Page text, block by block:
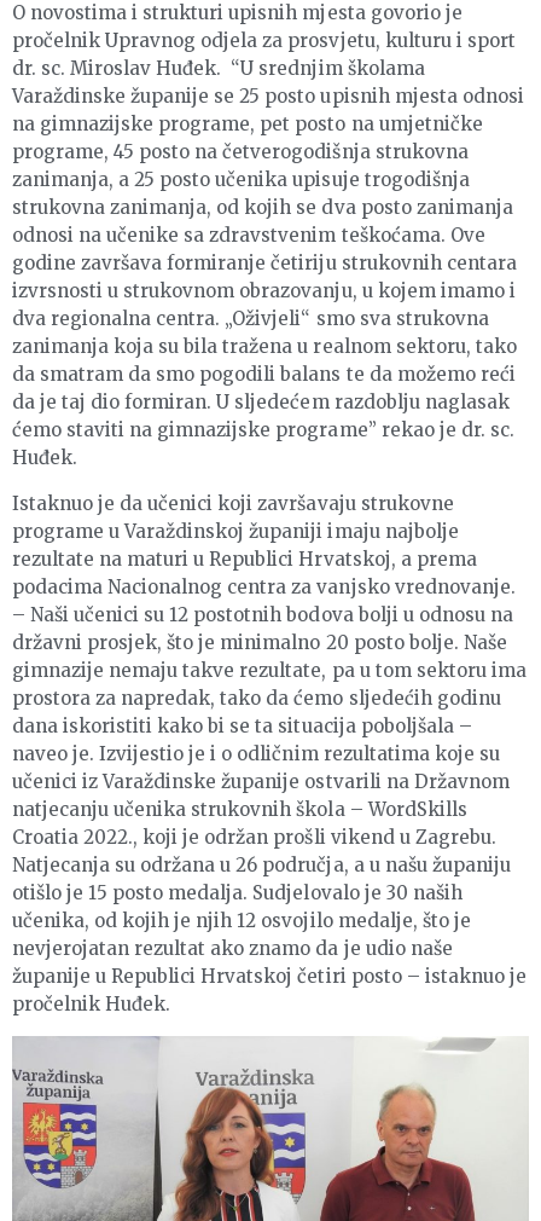
O novostima i strukturi upisnih mjesta govorio je
pročelnik Upravnog odjela za prosvjetu, kulturu i sport
dr. sc. Miroslav Huđek. “U srednjim školama
Varaždinske županije se 25 posto upisnih mjesta odnosi
na gimnazijske programe, pet posto na umjetničke
programe, 45 posto na četverogodišnja strukovna
zanimanja, a 25 posto učenika upisuje trogodišnja
strukovna zanimanja, od kojih se dva posto zanimanja
odnosi na učenike sa zdravstvenim teškoćama. Ove
godine završava formiranje četiriju strukovnih centara
izvrsnosti u strukovnom obrazovanju, u kojem imamo i
dva regionalna centra. „Oživjeli“ smo sva strukovna
zanimanja koja su bila tražena u realnom sektoru, tako
da smatram da smo pogodili balans te da možemo reći
da je taj dio formiran. U sljedećem razdoblju naglasak
ćemo staviti na gimnazijske programe” rekao je dr. sc.
Huđek.
Istaknuo je da učenici koji završavaju strukovne
programe u Varaždinskoj županiji imaju najbolje
rezultate na maturi u Republici Hrvatskoj, a prema
podacima Nacionalnog centra za vanjsko vrednovanje.
– Naši učenici su 12 postotnih bodova bolji u odnosu na
državni prosjek, što je minimalno 20 posto bolje. Naše
gimnazije nemaju takve rezultate, pa u tom sektoru ima
prostora za napredak, tako da ćemo sljedećih godinu
dana iskoristiti kako bi se ta situacija poboljšala –
naveo je. Izvijestio je i o odličnim rezultatima koje su
učenici iz Varaždinske županije ostvarili na Državnom
natjecanju učenika strukovnih škola – WordSkills
Croatia 2022., koji je održan prošli vikend u Zagrebu.
Natjecanja su održana u 26 područja, a u našu županiju
otišlo je 15 posto medalja. Sudjelovalo je 30 naših
učenika, od kojih je njih 12 osvojilo medalje, što je
nevjerojatan rezultat ako znamo da je udio naše
županije u Republici Hrvatskoj četiri posto – istaknuo je
pročelnik Huđek.